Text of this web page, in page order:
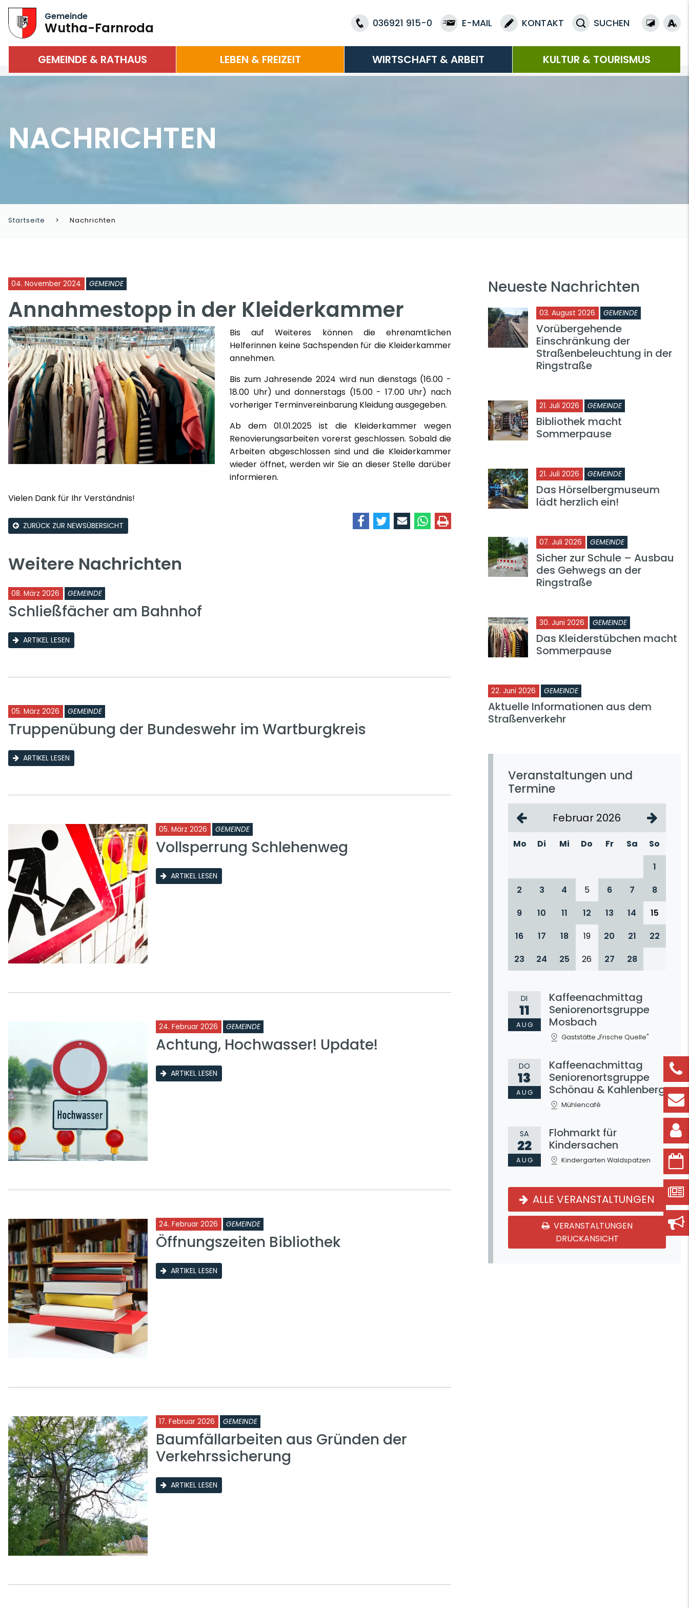
Gemeinde
Wutha-Farnroda 036921 915-0 E-MAIL KONTAKT SUCHEN
GEMEINDE & RATHAUS LEBEN & FREIZEIT WIRTSCHAFT & ARBEIT KULTUR & TOURISMUS
NACHRICHTEN
Startseite Nachrichten
04. November 2024 GEMEINDE
Annahmestopp in der Kleiderkammer
Bis auf Weiteres können die ehrenamtlichen
Helferinnen keine Sachspenden für die Kleiderkammer
annehmen.
Bis zum Jahresende 2024 wird nun dienstags (16.00 -
18.00 Uhr) und donnerstags (15.00 - 17.00 Uhr) nach
vorheriger Terminvereinbarung Kleidung ausgegeben.
Ab dem 01.01.2025 ist die Kleiderkammer wegen
Renovierungsarbeiten vorerst geschlossen. Sobald die
Arbeiten abgeschlossen sind und die Kleiderkammer
wieder öffnet, werden wir Sie an dieser Stelle darüber
informieren.
Vielen Dank für Ihr Verständnis!
ZURÜCK ZUR NEWSÜBERSICHT
Weitere Nachrichten
08. März 2026 GEMEINDE
Schließfächer am Bahnhof
ARTIKEL LESEN
05. März 2026 GEMEINDE
Truppenübung der Bundeswehr im Wartburgkreis
ARTIKEL LESEN
05. März 2026 GEMEINDE
Vollsperrung Schlehenweg
ARTIKEL LESEN
24. Februar 2026 GEMEINDE
Achtung, Hochwasser! Update!
ARTIKEL LESEN
24. Februar 2026 GEMEINDE
Öffnungszeiten Bibliothek
ARTIKEL LESEN
17. Februar 2026 GEMEINDE
Baumfällarbeiten aus Gründen der
Verkehrssicherung
ARTIKEL LESEN
Neueste Nachrichten
03. August 2026 GEMEINDE
Vorübergehende
Einschränkung der
Straßenbeleuchtung in der
Ringstraße
21. Juli 2026 GEMEINDE
Bibliothek macht
Sommerpause
21. Juli 2026 GEMEINDE
Das Hörselbergmuseum
lädt herzlich ein!
07. Juli 2026 GEMEINDE
Sicher zur Schule – Ausbau
des Gehwegs an der
Ringstraße
30. Juni 2026 GEMEINDE
Das Kleiderstübchen macht
Sommerpause
22. Juni 2026 GEMEINDE
Aktuelle Informationen aus dem
Straßenverkehr
Veranstaltungen und
Termine
Februar 2026
Mo Di Mi Do Fr Sa
So
1
2
3 4 5 6 7
8
9
10 11 12 13 14
15
16
17 18 19 20 21
22
23
24 25 26 27 28
DI
11
AUG
Kaffeenachmittag
Seniorenortsgruppe
Mosbach
Gaststätte „Frische Quelle"
DO
13
AUG
Kaffeenachmittag
Seniorenortsgruppe
Schönau & Kahlenberg
Mühlencafé
SA
22
AUG
Flohmarkt für
Kindersachen
Kindergarten Waldspatzen
ALLE VERANSTALTUNGEN
VERANSTALTUNGEN
DRUCKANSICHT